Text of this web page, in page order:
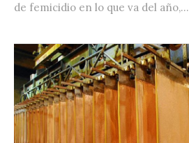
de femicidio en lo que va del año,...